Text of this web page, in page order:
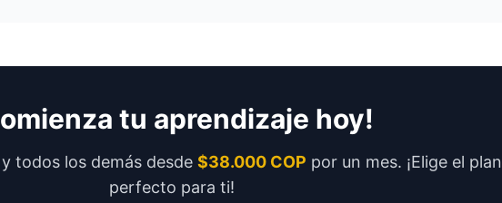
tu aprendizaje hoy!
todos los demás desde $38.000 COP por un mes. ¡Elige el plan
perfecto para ti!